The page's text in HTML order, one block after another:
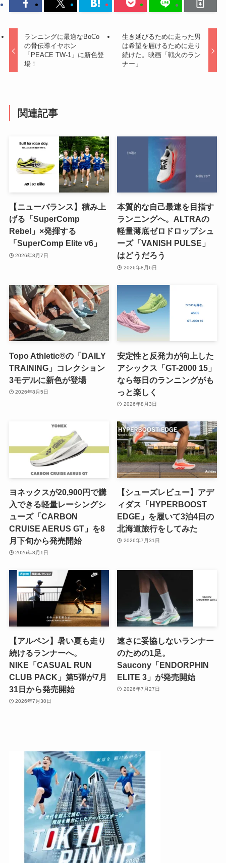
ランニングに最適なBoCo
の骨伝導イヤホン
「PEACE TW-1」に新色登
場！
生き延びるために走った男
は希望を届けるために走り
続けた。映画「戦火のラン
ナー」
関連記事
【ニューバランス】積み上
げる「SuperComp
Rebel」×発揮する
「SuperComp Elite v6」
2026年8月7日
本質的な自己最速を目指す
ランニングへ。ALTRAの
軽量薄底ゼロドロップシュ
ーズ「VANISH PULSE」
はどうだろう
2026年8月6日
Topo Athletic®の「DAILY
TRAINING」コレクション
3モデルに新色が登場
2026年8月5日
安定性と反発力が向上した
アシックス「GT-2000 15」
なら毎日のランニングがも
っと楽しく
2026年8月3日
ヨネックスが20,900円で購
入できる軽量レーシングシ
ューズ「CARBON
CRUISE AERUS GT」を8
月下旬から発売開始
2026年8月1日
【シューズレビュー】アデ
ィダス「HYPERBOOST
EDGE」を履いて3泊4日の
北海道旅行をしてみた
2026年7月31日
【アルペン】暑い夏も走り
続けるランナーへ。
NIKE「CASUAL RUN
CLUB PACK」第5弾が7月
31日から発売開始
2026年7月30日
速さに妥協しないランナー
のための1足。
Saucony「ENDORPHIN
ELITE 3」が発売開始
2026年7月27日